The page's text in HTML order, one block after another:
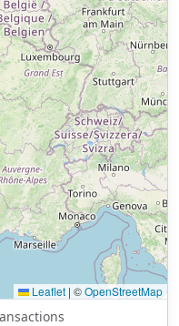
Leaflet | ©OpenStreetMap